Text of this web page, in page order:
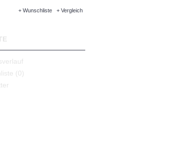
+ Wunschliste + Vergleich
(0)